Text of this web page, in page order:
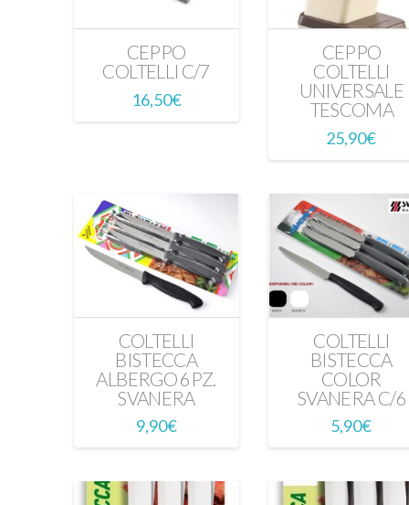
CEPPO
COLTELLI C/7
16,50€
CEPPO
COLTELLI
UNIVERSALE
TESCOMA
25,90€
COLTELLI
BISTECCA
ALBERGO 6PZ.
SVANERA
9,90€
COLTELLI
BISTECCA
COLOR
SVANERA C/6
5,90€